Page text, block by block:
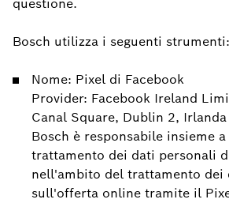
questione.
Bosch utilizza i seguenti strumenti:
Nome: Pixel di Facebook
Provider: Facebook Ireland
Canal Square, Dublin 2, Irlanda
Bosch è responsabile insieme
trattamento dei dati personali
nell'ambito del trattamento dei
sull'offerta online tramite il